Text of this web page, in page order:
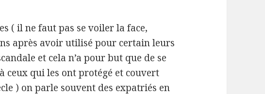
( il ne faut pas se voiler la face,
après avoir utilisé pour certain leurs
et cela n’a pour but que de se
ceux qui les ont protégé et couvert
) on parle souvent des expatriés en